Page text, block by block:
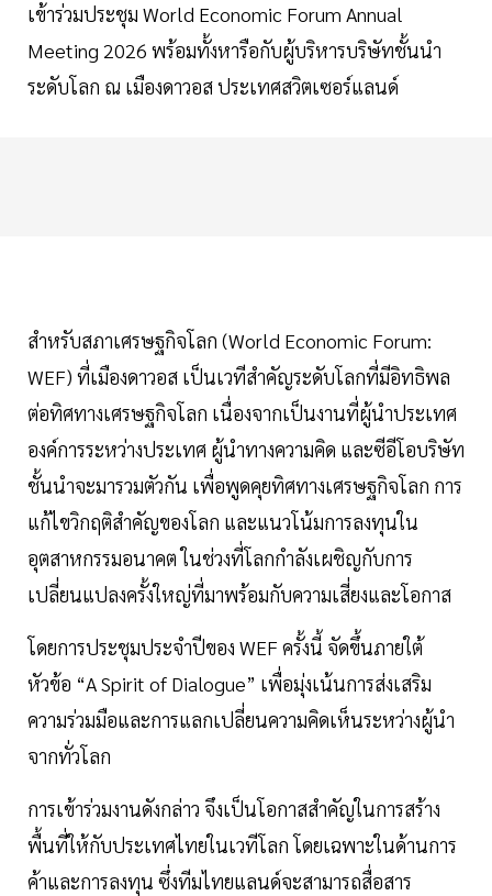
เข้าร่วมประชุม World Economic Forum Annual
Meeting 2026 พร้อมทั้งหารือกับผู้บริหารบริษัทชั้นนำ
ระดับโลก ณ เมืองดาวอส ประเทศสวิตเซอร์แลนด์
สำหรับสภาเศรษฐกิจโลก (World Economic Forum:
WEF) ที่เมืองดาวอส เป็นเวทีสำคัญระดับโลกที่มีอิทธิพล
ต่อทิศทางเศรษฐกิจโลก เนื่องจากเป็นงานที่ผู้นำประเทศ
องค์การระหว่างประเทศ ผู้นำทางความคิด และซีอีโอบริษัท
ชั้นนำจะมารวมตัวกัน เพื่อพูดคุยทิศทางเศรษฐกิจโลก การ
แก้ไขวิกฤติสำคัญของโลก และแนวโน้มการลงทุนใน
อุตสาหกรรมอนาคต ในช่วงที่โลกกำลังเผชิญกับการ
เปลี่ยนแปลงครั้งใหญ่ที่มาพร้อมกับความเสี่ยงและโอกาส
โดยการประชุมประจำปีของ WEF ครั้งนี้ จัดขึ้นภายใต้
หัวข้อ “A Spirit of Dialogue” เพื่อมุ่งเน้นการส่งเสริม
ความร่วมมือและการแลกเปลี่ยนความคิดเห็นระหว่างผู้นำ
จากทั่วโลก
การเข้าร่วมงานดังกล่าว จึงเป็นโอกาสสำคัญในการสร้าง
พื้นที่ให้กับประเทศไทยในเวทีโลก โดยเฉพาะในด้านการ
ค้าและการลงทุน ซึ่งทีมไทยแลนด์จะสามารถสื่อสาร